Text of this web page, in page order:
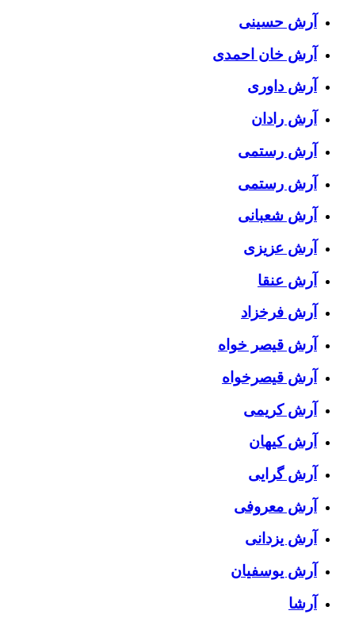
آرش حسینی
آرش خان احمدی
آرش داوری
آرش رادان
آرش رستمى
آرش رستمی
آرش شعبانی
آرش عزیزی
آرش عنقا
آرش فرخزاد
آرش قیصر خواه
آرش قیصرخواه
آرش کریمی
آرش کیهان
آرش گرایی
آرش معروفی
آرش یزدانی
آرش یوسفیان
آرشا